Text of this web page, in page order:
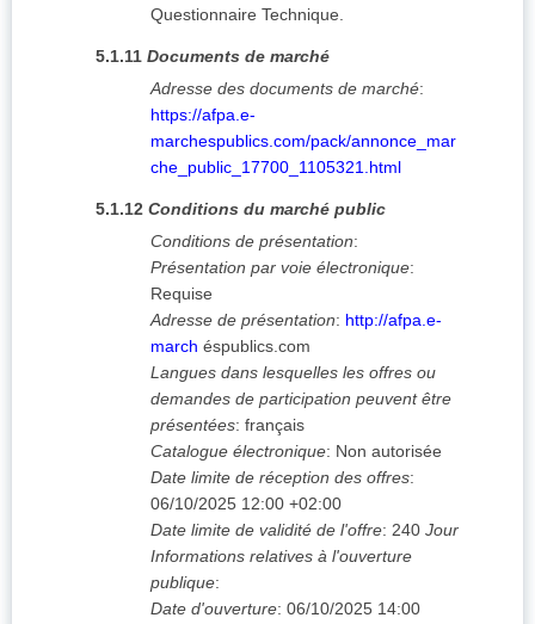
Questionnaire Technique.
5.1.11 Documents de marché
Adresse des documents de marché:
https://afpa.e-
marchespublics.com/pack/annonce_mar
che_public_17700_1105321.html
5.1.12 Conditions du marché public
Conditions de présentation:
Présentation par voie électronique:
Requise
Adresse de présentation: http://afpa.e-
march éspublics.com
Langues dans lesquelles les offres ou
demandes de participation peuvent être
présentées: français
Catalogue électronique: Non autorisée
Date limite de réception des offres:
06/10/2025 12:00 +02:00
Date limite de validité de l'offre: 240 Jour
Informations relatives à l'ouverture
publique:
Date d'ouverture: 06/10/2025 14:00